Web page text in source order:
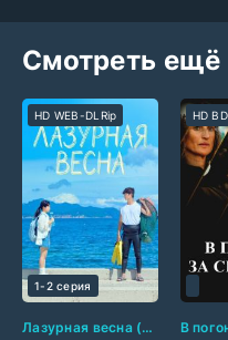
Смотреть
Лазурная весна (2026)
HD WEB-DLRip
1-2 серия
HD